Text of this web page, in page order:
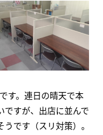
／
大学入試［ 共通テ
す。連日の晴天で本
ですが、出店に並んで
です（スリ対策）。